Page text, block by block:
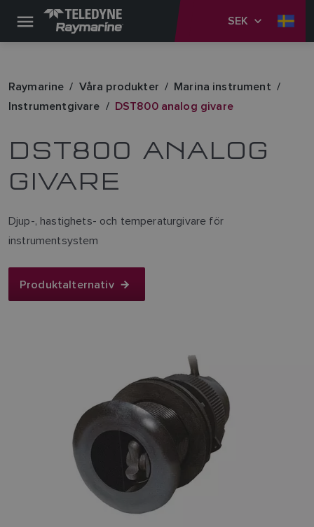
SEK
Raymarine Våra produkter
Marina instrument
Instrumentgivare
DST800 analog givare
DST800 ANALOG
GIVARE
Djup-, hastighets- och temperaturgivare för
instrumentsystem
Produktalternativ